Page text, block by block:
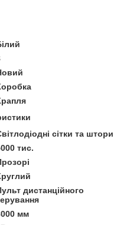
сітки та штори
тис.
дистанційного
мм